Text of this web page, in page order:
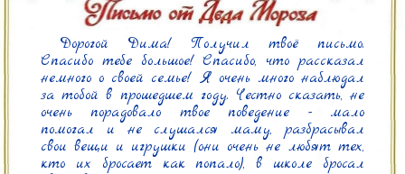
Спасибо тебе большое! Спасибо, что рассказал
немного о своей семье! Я очень много наблюдал
за тобой в прошедшем году. Честно сказать, не
очень порадовало твое поведение - мало
помогал и не слушался маму, разбрасывал
свои вещи и игрушки (они очень не любят тех,
кто их бросает как попало), в школе бросал